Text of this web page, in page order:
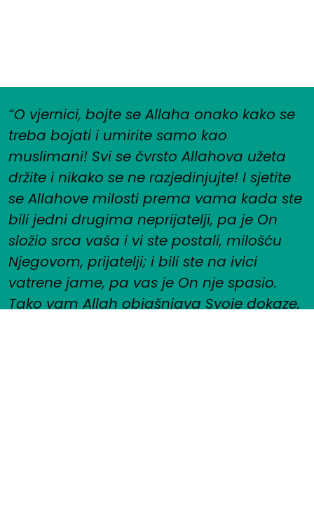
“O vjernici, bojte se Allaha onako kako se
treba bojati i umirite samo kao
muslimani! Svi se čvrsto Allahova užeta
držite i nikako se ne razjedinjujte! I sjetite
se Allahove milosti prema vama kada ste
bili jedni drugima neprijatelji, pa je On
složio srca vaša i vi ste postali, milošću
Njegovom, prijatelji; i bili ste na ivici
vatrene jame, pa vas je On nje spasio.
Tako vam Allah objašnjava Svoje dokaze,